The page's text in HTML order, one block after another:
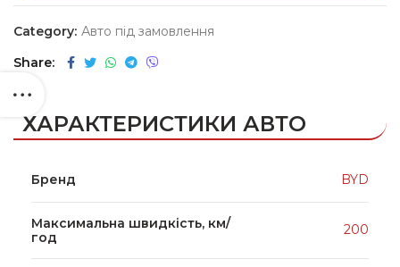
Category: Авто під замовлення
Share
ХАРАКТЕРИСТИКИ АВТО
Бренд BYD
Максимальна швидкість, км/
год
200